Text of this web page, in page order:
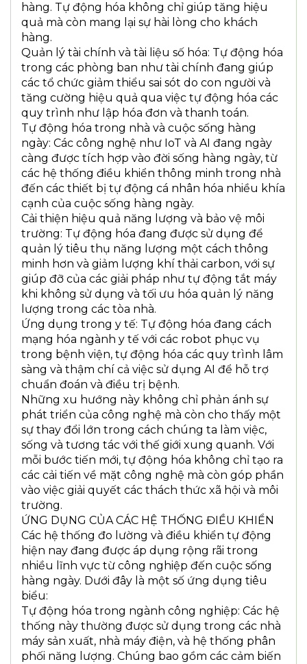
hàng. Tự động hóa không chỉ giúp tăng hiệu
quả mà còn mang lại sự hài lòng cho khách
hàng.
Quản lý tài chính và tài liệu số hóa: Tự động hóa
trong các phòng ban như tài chính đang giúp
các tổ chức giảm thiểu sai sót do con người và
tăng cường hiệu quả qua việc tự động hóa các
quy trình như lập hóa đơn và thanh toán.
Tự động hóa trong nhà và cuộc sống hàng
ngày: Các công nghệ như IoT và AI đang ngày
càng được tích hợp vào đời sống hàng ngày, từ
các hệ thống điều khiển thông minh trong nhà
đến các thiết bị tự động cá nhân hóa nhiều khía
cạnh của cuộc sống hàng ngày.
Cải thiện hiệu quả năng lượng và bảo vệ môi
trường: Tự động hóa đang được sử dụng để
quản lý tiêu thụ năng lượng một cách thông
minh hơn và giảm lượng khí thải carbon, với sự
giúp đỡ của các giải pháp như tự động tắt máy
khi không sử dụng và tối ưu hóa quản lý năng
lượng trong các tòa nhà.
Ứng dụng trong y tế: Tự động hóa đang cách
mạng hóa ngành y tế với các robot phục vụ
trong bệnh viện, tự động hóa các quy trình lâm
sàng và thậm chí cả việc sử dụng AI để hỗ trợ
chuẩn đoán và điều trị bệnh.
Những xu hướng này không chỉ phản ánh sự
phát triển của công nghệ mà còn cho thấy một
sự thay đổi lớn trong cách chúng ta làm việc,
sống và tương tác với thế giới xung quanh. Với
mỗi bước tiến mới, tự động hóa không chỉ tạo ra
các cải tiến về mặt công nghệ mà còn góp phần
vào việc giải quyết các thách thức xã hội và môi
trường.
ỨNG DỤNG CỦA CÁC HỆ THỐNG ĐIỀU KHIỂN
Các hệ thống đo lường và điều khiển tự động
hiện nay đang được áp dụng rộng rãi trong
nhiều lĩnh vực từ công nghiệp đến cuộc sống
hàng ngày. Dưới đây là một số ứng dụng tiêu
biểu:
Tự động hóa trong ngành công nghiệp: Các hệ
thống này thường được sử dụng trong các nhà
máy sản xuất, nhà máy điện, và hệ thống phân
phối năng lượng. Chúng bao gồm các cảm biến